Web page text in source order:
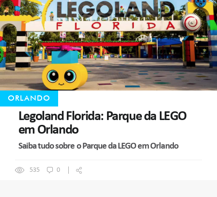
ORLANDO
Legoland Florida: Parque da LEGO
em Orlando
Saiba tudo sobre o Parque da LEGO em Orlando
535 0